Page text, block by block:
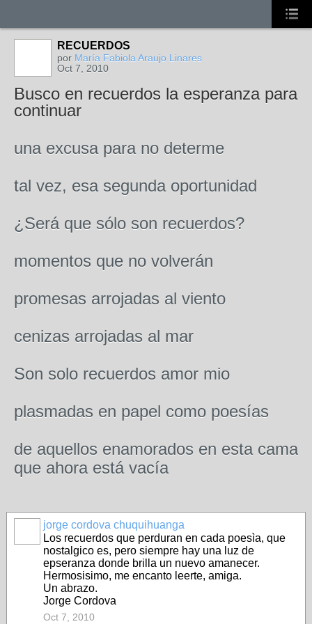
RECUERDOS
por María Fabiola Araujo Linares
Oct 7, 2010
Busco en recuerdos la esperanza para
continuar
una excusa para no determe
tal vez, esa segunda oportunidad
¿Será que sólo son recuerdos?
momentos que no volverán
promesas arrojadas al viento
cenizas arrojadas al mar
Son solo recuerdos amor mio
plasmadas en papel como poesías
de aquellos enamorados en esta cama
que ahora está vacía
jorge cordova chuquihuanga
Los recuerdos que perduran en cada poesìa, que
nostalgico es, pero siempre hay una luz de
epseranza donde brilla un nuevo amanecer.
Hermosisimo, me encanto leerte, amiga.
Un abrazo.
Jorge Cordova
Oct 7, 2010